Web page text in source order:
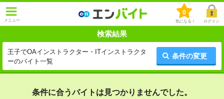
メニュー
0
気になる！ ログイン
検索結果
王子でOAインストラクター・ITインストラクタ
ーのバイト一覧
条件の変更
条件に合うバイトは見つかりませんでした。